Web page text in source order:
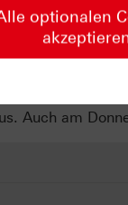
ein relativ
Abstimmung
Auch am
optionalen